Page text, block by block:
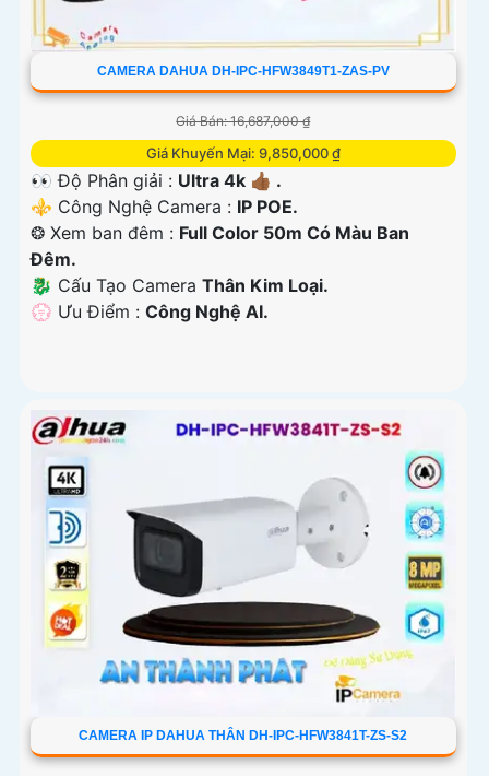
CAMERA DAHUA DH-IPC-HFW3849T1-ZAS-PV
Giá Bán: 16,687,000 ₫
Giá Khuyến Mại: 9,850,000 ₫
👀 Độ Phân giải : Ultra 4k 👍🏾 .
⚜️ Công Nghệ Camera : IP POE.
❂ Xem ban đêm : Full Color 50m Có Màu Ban
Đêm.
🐉️ Cấu Tạo Camera Thân Kim Loại.
️💮 Ưu Điểm : Công Nghệ AI.
CAMERA IP DAHUA THÂN DH-IPC-HFW3841T-ZS-S2